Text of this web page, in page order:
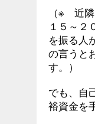
（※ 近
１５～２
を振る人
の言うと
す。）
でも、自
裕資金を